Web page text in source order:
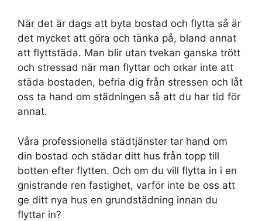
När det är dags att byta bostad och flytta så är
det mycket att göra och tänka på, bland annat
att flyttstäda. Man blir utan tvekan ganska trött
och stressad när man flyttar och orkar inte att
städa bostaden, befria dig från stressen och låt
oss ta hand om städningen så att du har tid för
annat.
Våra professionella städtjänster tar hand om
din bostad och städar ditt hus från topp till
botten efter flytten. Och om du vill flytta in i en
gnistrande ren fastighet, varför inte be oss att
ge ditt nya hus en grundstädning innan du
flyttar in?